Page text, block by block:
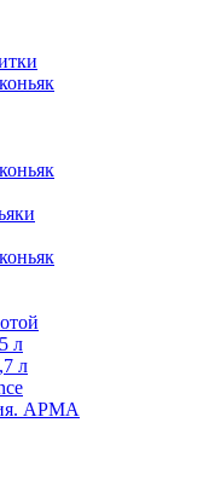
л
л
АРМА